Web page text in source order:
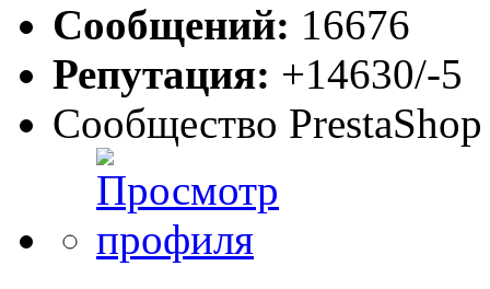
Сообщений: 16676
Репутация: +14630/-5
Сообщество PrestaShop